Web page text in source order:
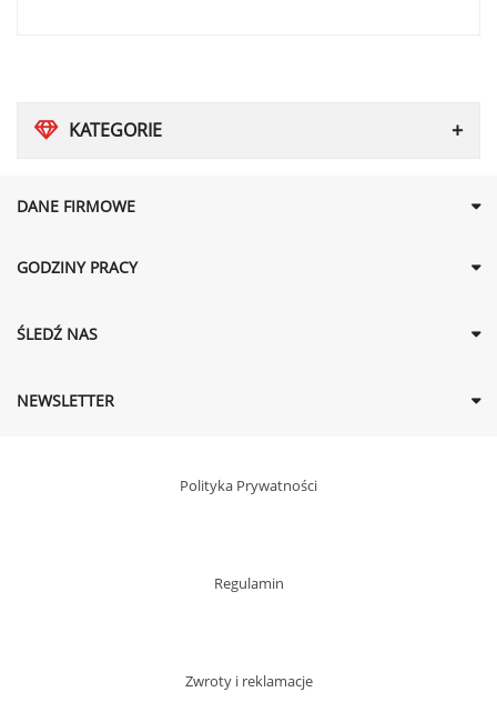
KATEGORIE
DANE FIRMOWE
GODZINY PRACY
ŚLEDŹ NAS
NEWSLETTER
Polityka Prywatności
Regulamin
Zwroty i reklamacje